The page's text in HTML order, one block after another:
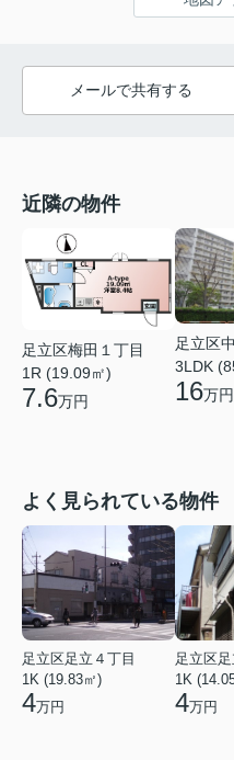
メールで共有する
近隣の物件
足立区梅田１丁目
1R (19.09㎡)
7.6万円
足立区
3LDK
16万円
よく見られている物件
足立区足立４丁目
1K (19.83㎡)
4万円
足立区
1K
4万円